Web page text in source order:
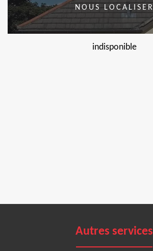
NOUS LOCALISER
indisponible
Autres services